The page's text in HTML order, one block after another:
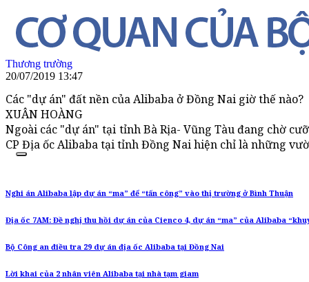
Thương trường
20/07/2019 13:47
Các "dự án" đất nền của Alibaba ở Đồng Nai giờ thế nào?
XUÂN HOÀNG
Ngoài các "dự án" tại tỉnh Bà Rịa- Vũng Tàu đang chờ
CP Địa ốc Alibaba tại tỉnh Đồng Nai hiện chỉ là những
Nghi án Alibaba lập dự án “ma” để “tấn công” vào thị trường ở Bình Thuận
Địa ốc 7AM: Đề nghị thu hồi dự án của Cienco 4, dự án “ma” của Alibaba
Bộ Công an điều tra 29 dự án địa ốc Alibaba tại Đồng Nai
Lời khai của 2 nhân viên Alibaba tại nhà tạm giam